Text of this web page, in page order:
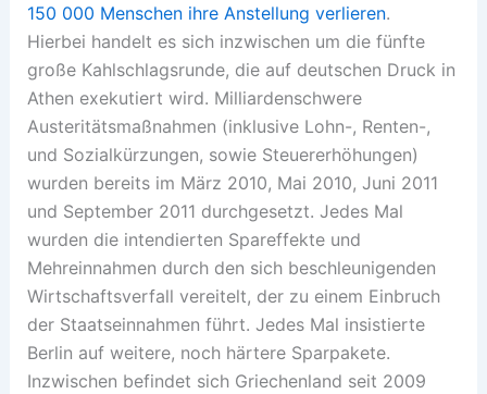
150 000 Menschen ihre Anstellung verlieren.
Hierbei handelt es sich inzwischen um die fünfte
große Kahlschlagsrunde, die auf deutschen Druck in
Athen exekutiert wird. Milliardenschwere
Austeritätsmaßnahmen (inklusive Lohn-, Renten-,
und Sozialkürzungen, sowie Steuererhöhungen)
wurden bereits im März 2010, Mai 2010, Juni 2011
und September 2011 durchgesetzt. Jedes Mal
wurden die intendierten Spareffekte und
Mehreinnahmen durch den sich beschleunigenden
Wirtschaftsverfall vereitelt, der zu einem Einbruch
der Staatseinnahmen führt. Jedes Mal insistierte
Berlin auf weitere, noch härtere Sparpakete.
Inzwischen befindet sich Griechenland seit 2009